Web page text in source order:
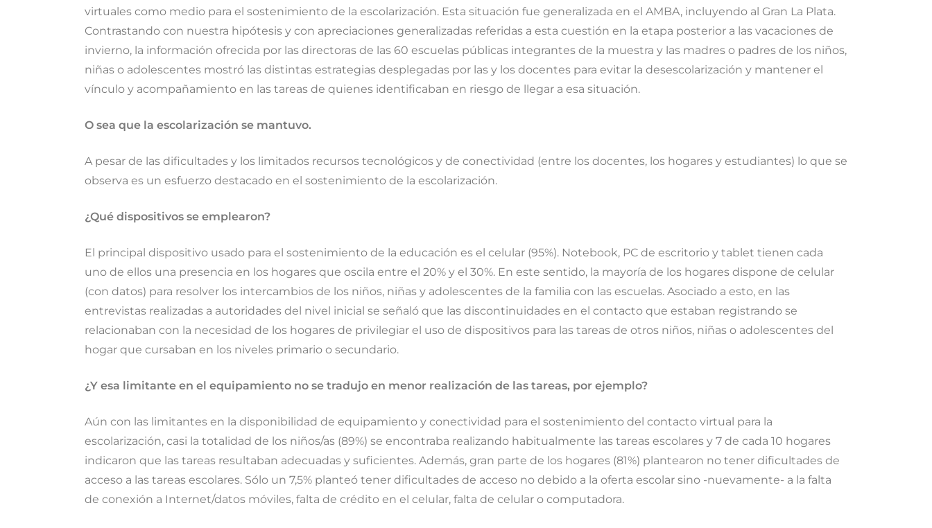
virtuales como medio para el sostenimiento de la escolarización. Esta situación fue generalizada en el AMBA, incluyendo al Gran La Plata.
Contrastando con nuestra hipótesis y con apreciaciones generalizadas referidas a esta cuestión en la etapa posterior a las vacaciones de
invierno, la información ofrecida por las directoras de las 60 escuelas públicas integrantes de la muestra y las madres o padres de los niños,
niñas o adolescentes mostró las distintas estrategias desplegadas por las y los docentes para evitar la desescolarización y mantener el
vínculo y acompañamiento en las tareas de quienes identificaban en riesgo de llegar a esa situación.
O sea que la escolarización se mantuvo.
A pesar de las dificultades y los limitados recursos tecnológicos y de conectividad (entre los docentes, los hogares y estudiantes) lo que se
observa es un esfuerzo destacado en el sostenimiento de la escolarización.
¿Qué dispositivos se emplearon?
El principal dispositivo usado para el sostenimiento de la educación es el celular (95%). Notebook, PC de escritorio y tablet tienen cada
uno de ellos una presencia en los hogares que oscila entre el 20% y el 30%. En este sentido, la mayoría de los hogares dispone de celular
(con datos) para resolver los intercambios de los niños, niñas y adolescentes de la familia con las escuelas. Asociado a esto, en las
entrevistas realizadas a autoridades del nivel inicial se señaló que las discontinuidades en el contacto que estaban registrando se
relacionaban con la necesidad de los hogares de privilegiar el uso de dispositivos para las tareas de otros niños, niñas o adolescentes del
hogar que cursaban en los niveles primario o secundario.
¿Y esa limitante en el equipamiento no se tradujo en menor realización de las tareas, por ejemplo?
Aún con las limitantes en la disponibilidad de equipamiento y conectividad para el sostenimiento del contacto virtual para la
escolarización, casi la totalidad de los niños/as (89%) se encontraba realizando habitualmente las tareas escolares y 7 de cada 10 hogares
indicaron que las tareas resultaban adecuadas y suficientes. Además, gran parte de los hogares (81%) plantearon no tener dificultades de
acceso a las tareas escolares. Sólo un 7,5% planteó tener dificultades de acceso no debido a la oferta escolar sino -nuevamente- a la falta
de conexión a Internet/datos móviles, falta de crédito en el celular, falta de celular o computadora.